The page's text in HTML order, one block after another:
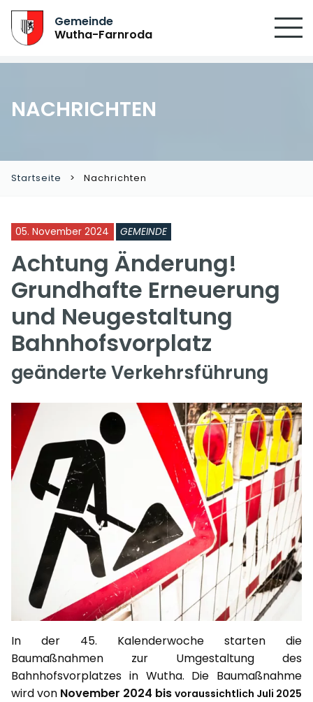
Gemeinde
Wutha-Farnroda
NACHRICHTEN
Startseite Nachrichten
05. November 2024 GEMEINDE
Achtung Änderung!
Grundhafte Erneuerung
und Neugestaltung
Bahnhofsvorplatz
geänderte Verkehrsführung
In der 45. Kalenderwoche starten die
Baumaßnahmen zur Umgestaltung des
Bahnhofsvorplatzes in Wutha. Die Baumaßnahme
wird von November 2024 bis voraussichtlich Juli 2025